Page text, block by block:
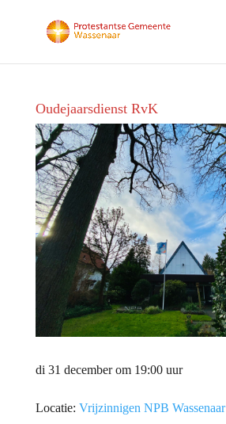
Oudejaarsdienst RvK
di 31 december om 19:00 uur
Locatie: Vrijzinnigen NPB Wassenaar